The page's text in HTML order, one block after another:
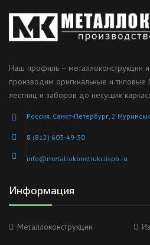
Наш профиль – металлоконструкции
производим оригинальные и
лестниц и заборов до несущих
Россия, Санкт-Петербург, 2
8 (812) 603-49-30
info@metallokonstrukciispb.ru
Информация
Металлоконструкции